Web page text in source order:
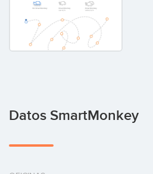
Datos SmartMonkey